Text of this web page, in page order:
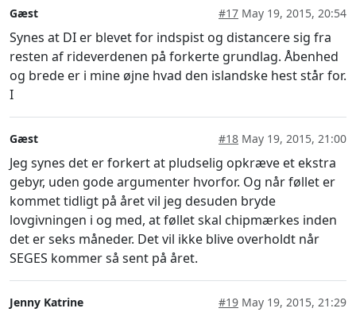
Gæst #17 May 19, 2015, 20:54
Synes at DI er blevet for indspist og distancere sig fra
resten af rideverdenen på forkerte grundlag. Åbenhed
og brede er i mine øjne hvad den islandske hest står for.
I
Gæst #18 May 19, 2015, 21:00
Jeg synes det er forkert at pludselig opkræve et ekstra
gebyr, uden gode argumenter hvorfor. Og når føllet er
kommet tidligt på året vil jeg desuden bryde
lovgivningen i og med, at føllet skal chipmærkes inden
det er seks måneder. Det vil ikke blive overholdt når
SEGES kommer så sent på året.
Jenny Katrine #19 May 19, 2015, 21:29